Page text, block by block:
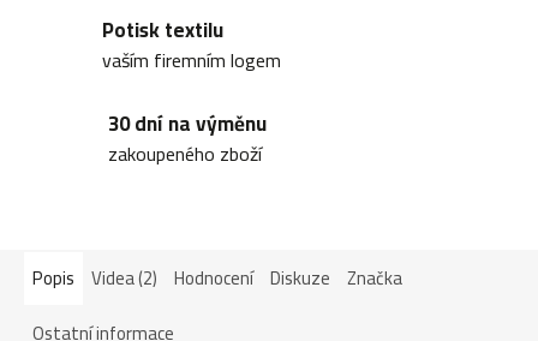
Potisk textilu
vaším firemním logem
30 dní na výměnu
zakoupeného zboží
Popis Videa (2) Hodnocení Diskuze Značka
Ostatní informace